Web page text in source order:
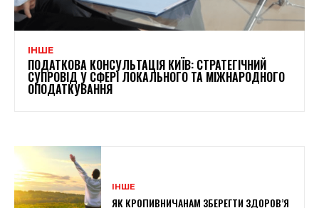
ІНШЕ
ПОДАТКОВА КОНСУЛЬТАЦІЯ КИЇВ: СТРАТЕГІЧНИЙ
СУПРОВІД У СФЕРІ ЛОКАЛЬНОГО ТА МІЖНАРОДНОГО
ОПОДАТКУВАННЯ
ІНШЕ
ЯК КРОПИВНИЧАНАМ ЗБЕРЕГТИ ЗДОРОВ’Я